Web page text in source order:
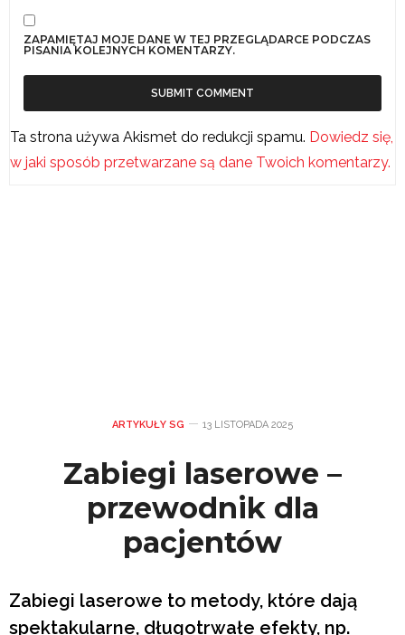
ZAPAMIĘTAJ MOJE DANE W TEJ PRZEGLĄDARCE PODCZAS
PISANIA KOLEJNYCH KOMENTARZY.
Ta strona używa Akismet do redukcji spamu. Dowiedz się,
w jaki sposób przetwarzane są dane Twoich komentarzy.
ARTYKUŁY SG 13 LISTOPADA 2025
Zabiegi laserowe –
przewodnik dla
pacjentów
Zabiegi laserowe to metody, które dają
spektakularne, długotrwałe efekty, np.